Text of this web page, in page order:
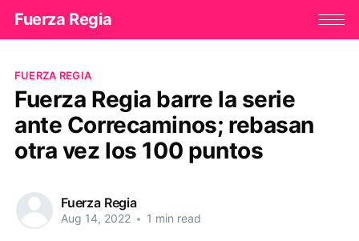
Fuerza Regia
FUERZA REGIA
Fuerza Regia barre la serie
ante Correcaminos; rebasan
otra vez los 100 puntos
Fuerza Regia
Aug 14, 2022 • 1 min read